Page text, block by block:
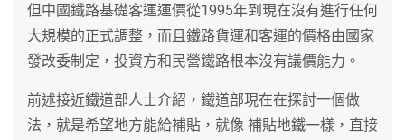
但中國鐵路基礎客運運價從1995年到現在沒有進行任何
大規模的正式調整，而且鐵路貨運和客運的價格由國家
發改委制定，投資方和民營鐵路根本沒有議價能力。
前述接近鐵道部人士介紹，鐵道部現在在探討一個做
法，就是希望地方能給補貼，就像 補貼地鐵一樣，直接